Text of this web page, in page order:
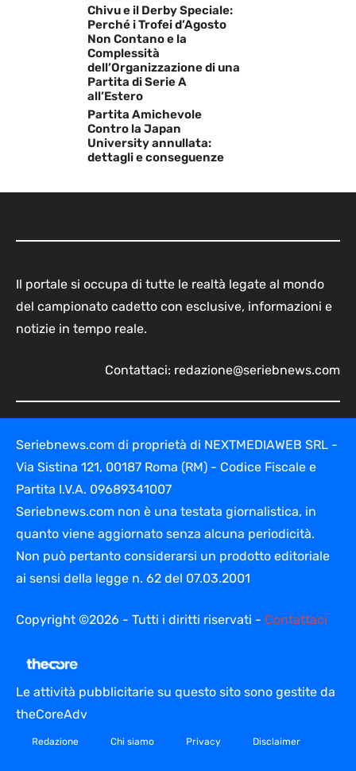
Chivu e il Derby Speciale:
Perché i Trofei d’Agosto
Non Contano e la
Complessità
dell’Organizzazione di una
Partita di Serie A
all’Estero
Partita Amichevole
Contro la Japan
University annullata:
dettagli e conseguenze
Il portale si occupa di tutte le realtà legate al mondo
del campionato cadetto con esclusive, informazioni e
notizie in tempo reale.
Contattaci: redazione@seriebnews.com
Seriebnews.com di proprietà di NEXTMEDIAWEB SRL -
Via Sistina 121, 00187 Roma (RM) - Codice Fiscale e
Partita I.V.A. 09689341007
Seriebnews.com non è una testata giornalistica, in
quanto viene aggiornato senza alcuna periodicità.
Non può pertanto considerarsi un prodotto editoriale
ai sensi della legge n. 62 del 07.03.2001
Copyright ©2026 - Tutti i diritti riservati - Contattaci
Le attività pubblicitarie su questo sito sono gestite da
theCoreAdv
Redazione Chi siamo Privacy Disclaimer